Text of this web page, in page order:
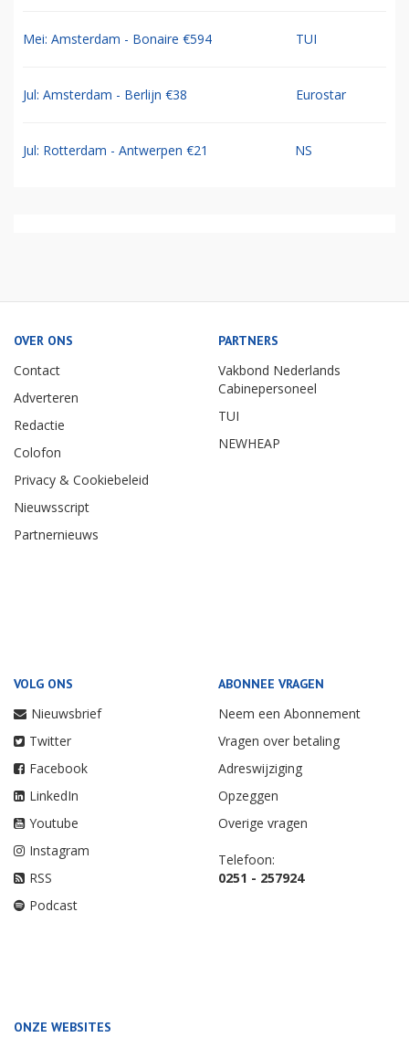
Mei: Amsterdam - Bonaire €594 TUI
Jul: Amsterdam - Berlijn €38 Eurostar
Jul: Rotterdam - Antwerpen €21 NS
OVER ONS
Contact
Adverteren
Redactie
Colofon
Privacy & Cookiebeleid
Nieuwsscript
Partnernieuws
PARTNERS
Vakbond Nederlands
Cabinepersoneel
TUI
NEWHEAP
VOLG ONS
Nieuwsbrief
Twitter
Facebook
LinkedIn
Youtube
Instagram
RSS
Podcast
ABONNEE VRAGEN
Neem een Abonnement
Vragen over betaling
Adreswijziging
Opzeggen
Overige vragen
Telefoon:
0251 - 257924
ONZE WEBSITES